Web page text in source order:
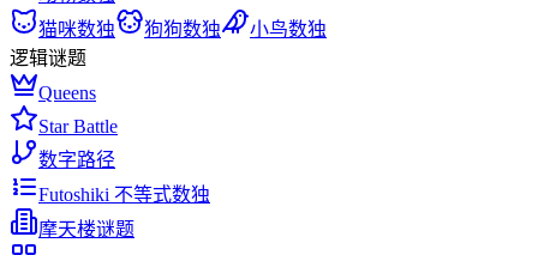
猫咪数独
狗狗数独
小鸟数独
逻辑谜题
Queens
Star Battle
数字路径
Futoshiki 不等式数独
摩天楼谜题